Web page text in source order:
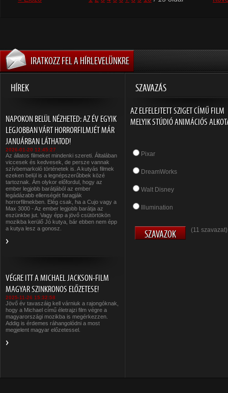
IRATKOZZ FEL A HÍRLEVELÜNKRE
HÍREK SZAVAZÁS
NAPOKON BELÜL NÉZHETED: AZ ÉV EGYIK
LEGJOBBAN VÁRT HORRORFILMJÉT MÁR
JANUÁRBAN LÁTHATOD!
2026-01-20 12:45:27
Az állatos filmeket mindenki szereti. Általában
viccesek és kedvesek, de persze vannak
szívbemarkoló történetek is. A kutyás filmek
ezeken belül is a legnépszerűbbek közé
tartoznak. Ám olykor előfordul, hogy az
ember legjobb barátjából az ember
legádázabb ellenségét faragják
horrorfilmekben. Elég csak, ha a Cujo vagy a
Max 3000 - Az ember legjobb barátja az
eszünkbe jut. Vagy épp a jövő csütörtökön
mozikba kerülő Jó kutya, bár ebben nem épp
a kutya lesz a gonosz.
VÉGRE ITT A MICHAEL JACKSON-FILM
MAGYAR SZINKRONOS ELŐZETESE!
2025-11-26 15:32:58
Jövő év tavaszáig kell várniuk a rajongóknak,
hogy a Michael című életrajzi film végre a
magyarországi mozikba is megérkezzen.
Addig is érdemes ráhangolódni a most
megjelent magyar előzetessel.
AZ ELFELEJTETT SZIGET CÍMŰ FILM
MELYIK STÚDIÓ ANIMÁCIÓS
Pixar
DreamWorks
Walt Disney
Illumination
(11 szavazat)